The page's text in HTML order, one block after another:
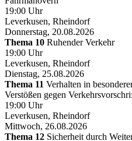
19:00 Uhr
Leverkusen, Rheindorf
Donnerstag, 20.08.2026
Thema 10 Ruhender Verkehr
19:00 Uhr
Leverkusen, Rheindorf
Dienstag, 25.08.2026
Thema 11 Verhalten in
Verstößen gegen
19:00 Uhr
Leverkusen, Rheindorf
Mittwoch, 26.08.2026
Thema 12 Sicherheit durch